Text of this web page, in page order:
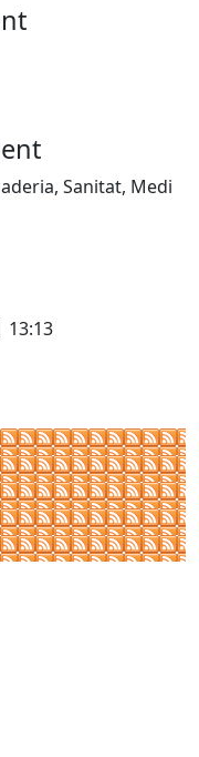
Sanitat, Medi
13:13